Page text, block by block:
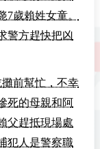
歲賴姓女童。
警方趕快把凶
前幫忙，不幸
死的母親和阿
父趕抵現場處
犯人是警察職